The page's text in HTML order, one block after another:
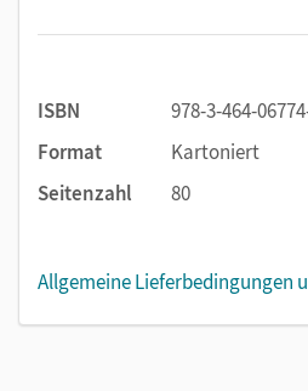
ISBN
978-3-464-
Format
Kartoniert
Seitenzahl
80
Allgemeine Lieferbedingungen